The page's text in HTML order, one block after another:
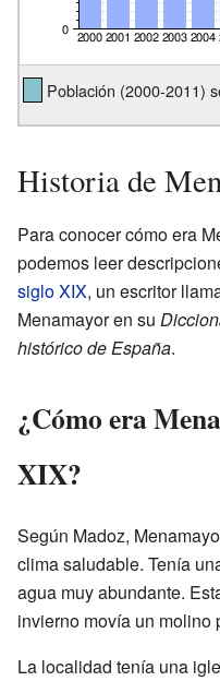
Población (2000-2011)
Historia de
Para conocer cómo era
podemos leer
siglo XIX, un escritor
Menamayor en su
histórico de España.
¿Cómo era
XIX?
Según Madoz,
clima saludable. Tenía
agua muy abundante.
invierno movía un molino
La localidad tenía una